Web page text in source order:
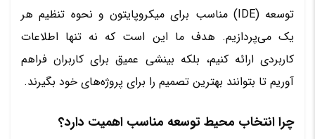
توسعه (IDE) مناسب برای میکروپایتون و نحوه تنظیم هر
یک می‌پردازیم. هدف ما این است که نه تنها اطلاعات
کاربردی ارائه کنیم، بلکه بینشی عمیق برای کاربران فراهم
آوریم تا بتوانند بهترین تصمیم را برای پروژه‌های خود بگیرند.
چرا انتخاب محیط توسعه مناسب اهمیت دارد؟